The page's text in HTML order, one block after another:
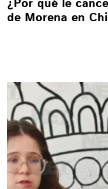
¿Por qué le
de Morena en